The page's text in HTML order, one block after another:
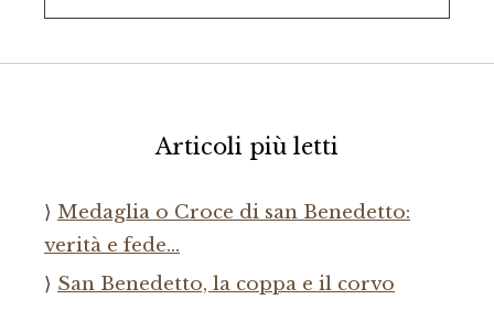
per:
Articoli più letti
Medaglia o Croce di san Benedetto:
verità e fede…
San Benedetto, la coppa e il corvo